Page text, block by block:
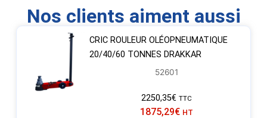
Nos clients aiment aussi
CRIC ROULEUR OLÉOPNEUMATIQUE
20/40/60 TONNES DRAKKAR
52601
2250,35€ TTC
1875,29€ HT